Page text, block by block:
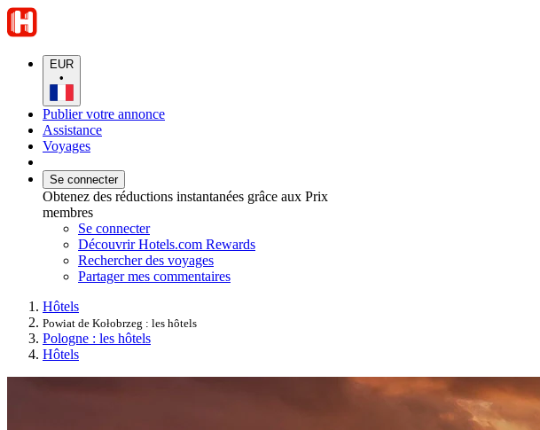
EUR
•
Publier votre annonce
Assistance
Voyages
Se connecter
Obtenez des réductions instantanées grâce aux Prix
membres
Se connecter
Découvrir Hotels.com Rewards
Rechercher des voyages
Partager mes commentaires
Hôtels
Powiat de Kołobrzeg : les hôtels
Pologne : les hôtels
Hôtels